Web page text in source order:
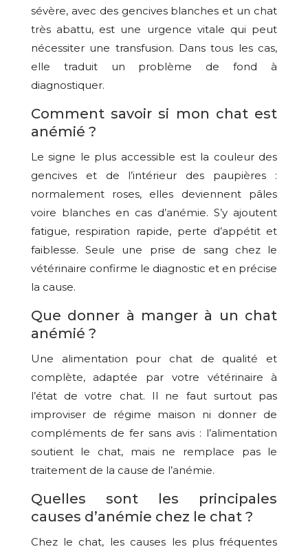
sévère, avec des gencives blanches et un chat
très abattu, est une urgence vitale qui peut
nécessiter une transfusion. Dans tous les cas,
elle traduit un problème de fond à
diagnostiquer.
Comment savoir si mon chat est
anémié ?
Le signe le plus accessible est la couleur des
gencives et de l’intérieur des paupières :
normalement roses, elles deviennent pâles
voire blanches en cas d’anémie. S’y ajoutent
fatigue, respiration rapide, perte d’appétit et
faiblesse. Seule une prise de sang chez le
vétérinaire confirme le diagnostic et en précise
la cause.
Que donner à manger à un chat
anémié ?
Une alimentation pour chat de qualité et
complète, adaptée par votre vétérinaire à
l’état de votre chat. Il ne faut surtout pas
improviser de régime maison ni donner de
compléments de fer sans avis : l’alimentation
soutient le chat, mais ne remplace pas le
traitement de la cause de l’anémie.
Quelles sont les principales
causes d’anémie chez le chat ?
Chez le chat, les causes les plus fréquentes